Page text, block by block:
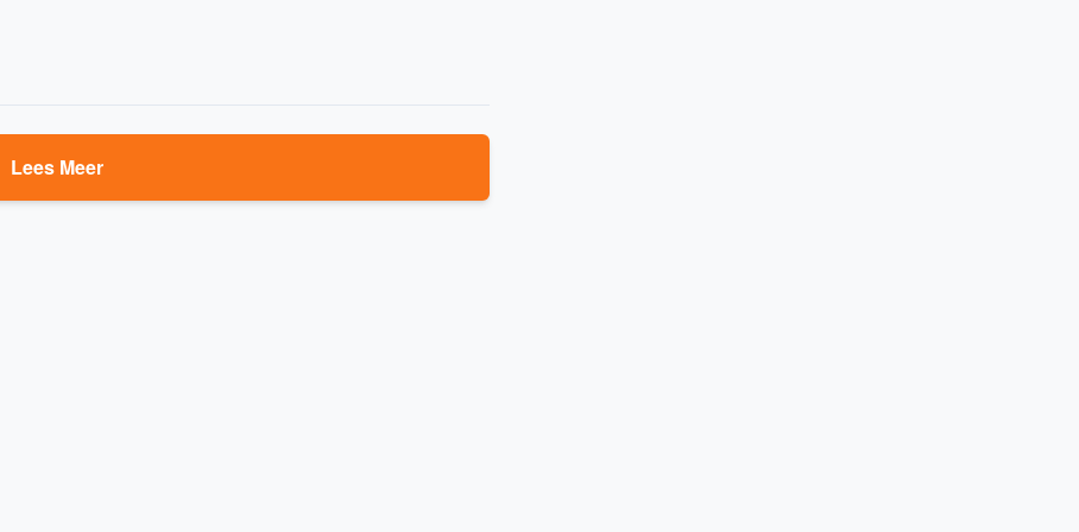
Lees Meer